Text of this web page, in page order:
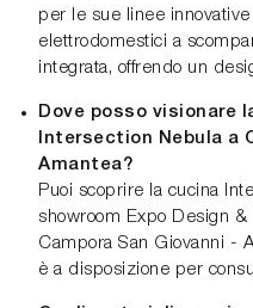
per le sue linee
elettrodomestici a
integrata, offrendo un
Dove posso visionare
Intersection Nebula a
Amantea?
Puoi scoprire la cucina
showroom Expo Design
Campora San Giovanni -
è a disposizione per